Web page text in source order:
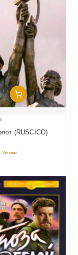
Добавить В Корзину
(RUSCICO)
Versand